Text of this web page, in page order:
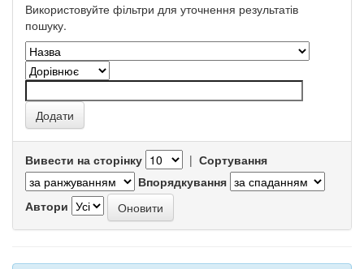
Використовуйте фільтри для уточнення результатів
пошуку.
Вивести на сторінку | Сортування
Впорядкування
Автори